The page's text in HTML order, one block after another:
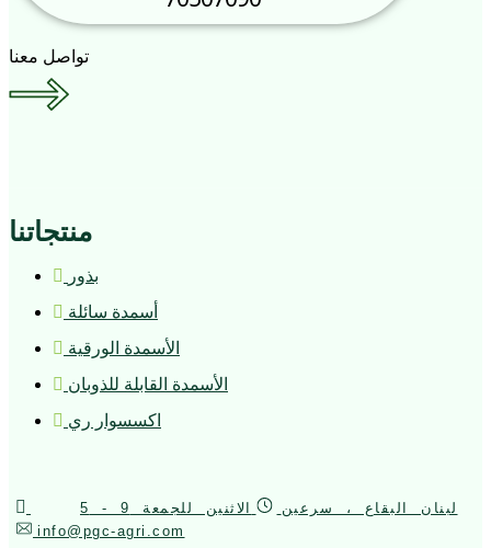
تواصل معنا
منتجاتنا
بذور
أسمدة سائلة
الأسمدة الورقية
الأسمدة القابلة للذوبان
اكسسوار ري
لبنان البقاع ، سرعين
الاثنين للجمعة 9 - 5
info@pgc-agri.com